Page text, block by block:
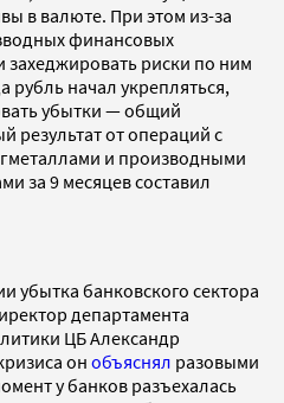
в валюте. При этом из-за
финансовых
захеджировать риски по ним
рубль начал укрепляться,
убытки — общий
результат от операций с
и производными
за 9 месяцев составил
убытка банковского сектора
департамента
ЦБ Александр
он объяснял разовыми
у банков разъехалась